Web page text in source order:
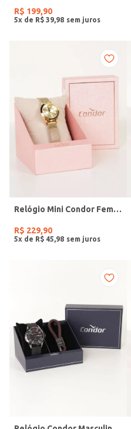
R$ 199,90
5x de R$ 39 98
Relógio Mini Condor Feminino DOURADO
R$ 229,90
5x de R$ 45 98